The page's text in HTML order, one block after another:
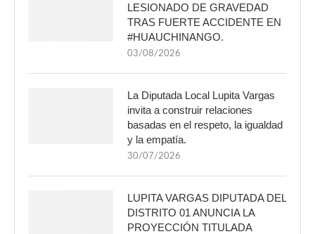
LESIONADO DE GRAVEDAD
TRAS FUERTE ACCIDENTE EN
#HUAUCHINANGO.
03/08/2026
La Diputada Local Lupita Vargas
invita a construir relaciones
basadas en el respeto, la igualdad
y la empatía.
30/07/2026
LUPITA VARGAS DIPUTADA DEL
DISTRITO 01 ANUNCIA LA
PROYECCIÓN TITULADA